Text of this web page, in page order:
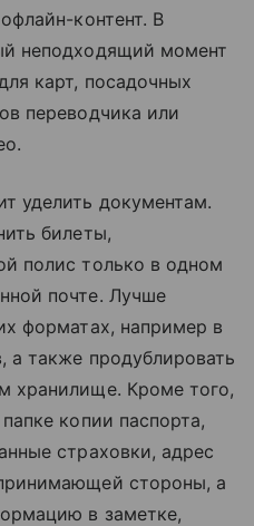
контент. В
неподходящий момент
карт, посадочных
переводчика или
уделить документам.
билеты,
полис только в одном
почте. Лучше
форматах, например в
а также продублировать
хранилище. Кроме того,
копии паспорта,
страховки, адрес
стороны, а
в заметке,